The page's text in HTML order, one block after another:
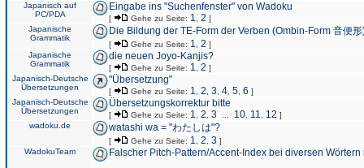
Japanisch auf
PC/PDA
Eingabe ins "Suchenfenster" von Wadoku
[ Gehe zu Seite: 1 2 ]
Japanische
Grammatik
Die Bildung der TE-Form der Verben (Ombin-Form 音便形
[ Gehe zu Seite: 1 2 ]
Japanische
Grammatik
die neuen Joyo-Kanjis?
[ Gehe zu Seite: 1 2 ]
Japanisch-Deutsche
Übersetzungen
"Übersetzung"
[ Gehe zu Seite: 1 2 3 4 5 6 ]
Japanisch-Deutsche
Übersetzungen
Übersetzungskorrektur bitte
[ Gehe zu Seite: 1 2 3 10 11 12 ]
wadoku.de
watashi wa = "わたしは"?
[ Gehe zu Seite: 1 2 3 ]
WadokuTeam
Falscher Pitch-Pattern/Accent-Index bei diversen